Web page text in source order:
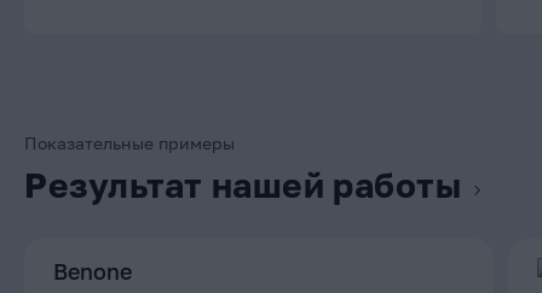
Показательные примеры
Результат нашей работы
Benone